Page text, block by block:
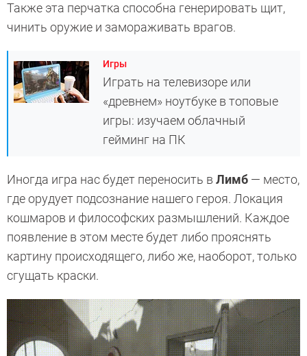
Также эта перчатка способна генерировать щит,
чинить оружие и замораживать врагов.
Игры
Играть на телевизоре или
«древнем» ноутбуке в топовые
игры: изучаем облачный
гейминг на ПК
Иногда игра нас будет переносить в Лимб — место,
где орудует подсознание нашего героя. Локация
кошмаров и философских размышлений. Каждое
появление в этом месте будет либо прояснять
картину происходящего, либо же, наоборот, только
сгущать краски.